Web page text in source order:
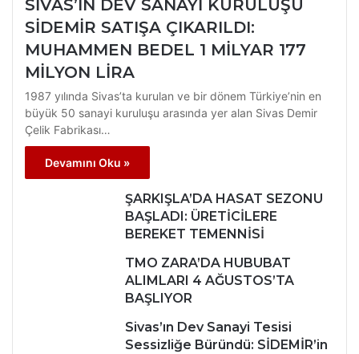
SİVAS’IN DEV SANAYİ KURULUŞU
SİDEMİR SATIŞA ÇIKARILDI:
MUHAMMEN BEDEL 1 MİLYAR 177
MİLYON LİRA
1987 yılında Sivas’ta kurulan ve bir dönem Türkiye’nin en
büyük 50 sanayi kuruluşu arasında yer alan Sivas Demir
Çelik Fabrikası…
Devamını Oku »
ŞARKIŞLA’DA HASAT SEZONU
BAŞLADI: ÜRETİCİLERE
BEREKET TEMENNİSİ
TMO ZARA’DA HUBUBAT
ALIMLARI 4 AĞUSTOS’TA
BAŞLIYOR
Sivas’ın Dev Sanayi Tesisi
Sessizliğe Büründü: SİDEMİR’in